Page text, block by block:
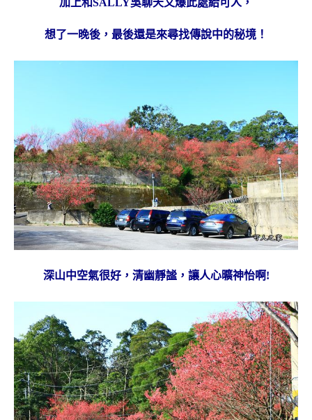
加上和SALLY吳聊天又爆此處給可人，
想了一晚後，最後還是來尋找傳說中的秘境！
深山中空氣很好，清幽靜謐，讓人心曠神怡啊!